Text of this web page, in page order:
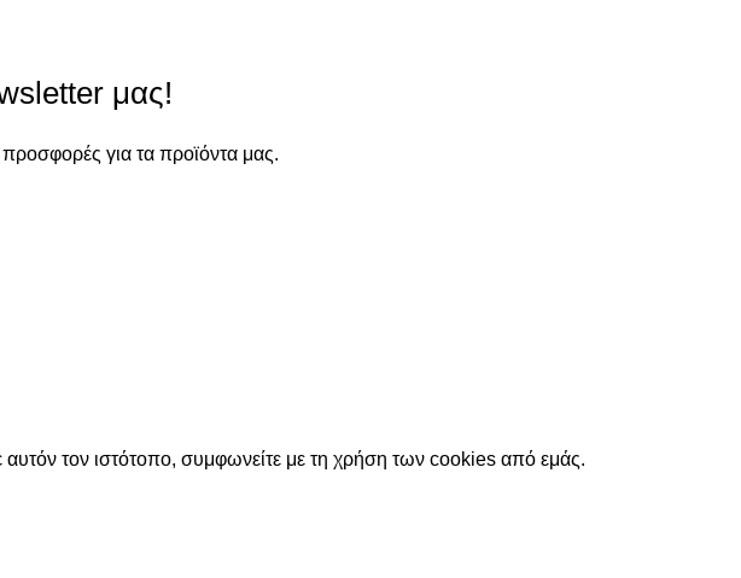
μας!
προσφορές για τα προϊόντα μας.
τον ιστότοπο, συμφωνείτε με τη χρήση των cookies από εμάς.